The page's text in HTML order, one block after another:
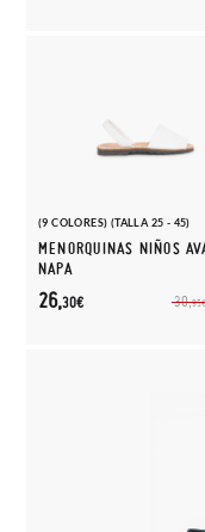
(9 COLORES) (TALLA 25 - 45)
MENORQUINAS NIÑOS
NAPA
30,95€
26,30€